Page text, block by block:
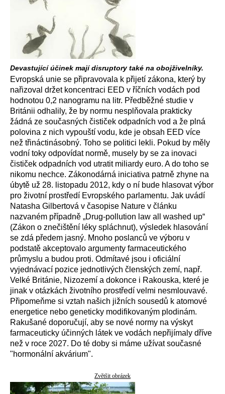
Devastující účinek mají disruptory také na obojživelníky.
Evropská unie se připravovala k přijetí zákona, který by
nařizoval držet koncentraci EED v říčních vodách pod
hodnotou 0,2 nanogramu na litr. Předběžné studie v
Británii odhalily, že by normu nesplňovala prakticky
žádná ze současných čističek odpadních vod a že plná
polovina z nich vypouští vodu, kde je obsah EED více
než třináctinásobný. Toho se politici lekli. Pokud by měly
vodní toky odpovídat normě, musely by se za inovaci
čističek odpadních vod utratit miliardy euro. A do toho se
nikomu nechce. Zákonodárná iniciativa patrně zhyne na
úbytě už 28. listopadu 2012, kdy o ní bude hlasovat výbor
pro životní prostředí Evropského parlamentu. Jak uvádí
Natasha Gilbertová v časopise Nature v článku
nazvaném případně „Drug-pollution law all washed up“
(Zákon o znečištění léky spláchnut), výsledek hlasování
se zdá předem jasný. Mnoho poslanců ve výboru v
podstatě akceptovalo argumenty farmaceutického
průmyslu a budou proti. Odmítavé jsou i oficiální
vyjednávací pozice jednotlivých členských zemí, např.
Velké Británie, Nizozemí a dokonce i Rakouska, které je
jinak v otázkách životního prostředí velmi nesmlouvavé.
Připomeňme si vztah našich jižních sousedů k atomové
energetice nebo geneticky modifikovaným plodinám.
Rakušané doporučují, aby se nové normy na výskyt
farmaceuticky účinných látek ve vodách nepřijímaly dříve
než v roce 2027. Do té doby si máme užívat současné
"hormonální akvárium".
Zvětšit obrázek